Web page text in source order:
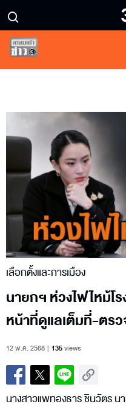
เลือกตั้งและการเมือง
นายกฯ ห่วงไฟไหม้โร
หน้าที่ดูแลเต็มที่-ตร
12 พ.ค. 2568 135views
นางสาวแพทองธาร ชินวัตร